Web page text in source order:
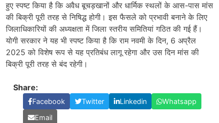
हुए स्पष्ट किया है कि अवैध बूचड़खानों और धार्मिक स्थलों के आस-पास मांस
की बिक्री पूरी तरह से निषिद्ध होगी। इस फैसले को प्रभावी बनाने के लिए
जिलाधिकारियों की अध्यक्षता में जिला स्तरीय समितियां गठित की गई हैं।
योगी सरकार ने यह भी स्पष्ट किया है कि राम नवमी के दिन, 6 अप्रैल
2025 को विशेष रूप से यह प्रतिबंध लागू रहेगा और उस दिन मांस की
बिक्री पूरी तरह से बंद रहेगी।
Share:
Facebook Twitter Linkedin
Whatsapp
Email